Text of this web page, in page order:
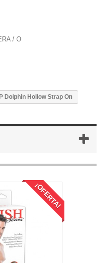
/ O
Dolphin Hollow Strap On
¡OFERTA!